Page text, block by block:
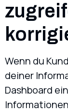
Wenn du
deiner
Dashboard